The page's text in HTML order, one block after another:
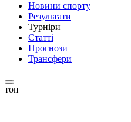
Новини спорту
Результати
Турніри
Статті
Прогнози
Трансфери
топ